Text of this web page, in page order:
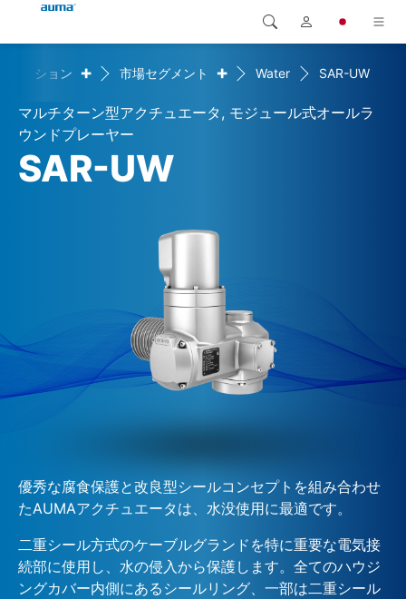
製品
ソリューション
ダウンロード
Global
ヨーロッパ
アジア・太平洋地域
検索
ューション + 市場セグメント + Water SAR-UW
マルチターン型アクチュエータ, モジュール式オールラ
ウンドプレーヤー
SAR-UW
優秀な腐食保護と改良型シールコンセプトを組み合わせ
たAUMAアクチュエータは、水没使用に最適です。
二重シール方式のケーブルグランドを特に重要な電気接
続部に使用し、水の侵入から保護します。全てのハウジ
ングカバー内側にあるシールリング、一部は二重シール